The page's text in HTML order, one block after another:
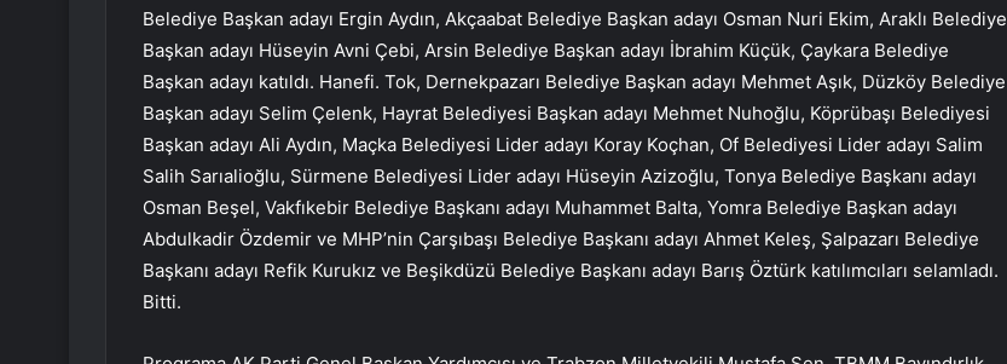
Belediye Başkan adayı Ergin Aydın, Akçaabat Belediye Başkan adayı Osman Nuri Ekim, Araklı Belediye
Başkan adayı Hüseyin Avni Çebi, Arsin Belediye Başkan adayı İbrahim Küçük, Çaykara Belediye
Başkan adayı katıldı. Hanefi. Tok, Dernekpazarı Belediye Başkan adayı Mehmet Aşık, Düzköy Belediye
Başkan adayı Selim Çelenk, Hayrat Belediyesi Başkan adayı Mehmet Nuhoğlu, Köprübaşı Belediyesi
Başkan adayı Ali Aydın, Maçka Belediyesi Lider adayı Koray Koçhan, Of Belediyesi Lider adayı Salim
Salih Sarıalioğlu, Sürmene Belediyesi Lider adayı Hüseyin Azizoğlu, Tonya Belediye Başkanı adayı
Osman Beşel, Vakfıkebir Belediye Başkanı adayı Muhammet Balta, Yomra Belediye Başkan adayı
Abdulkadir Özdemir ve MHP’nin Çarşıbaşı Belediye Başkanı adayı Ahmet Keleş, Şalpazarı Belediye
Başkanı adayı Refik Kurukız ve Beşikdüzü Belediye Başkanı adayı Barış Öztürk katılımcıları selamladı.
Bitti.